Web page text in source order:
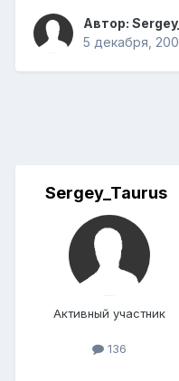
Автор:
5 декабря,
Sergey_Taurus
Активный участник
136